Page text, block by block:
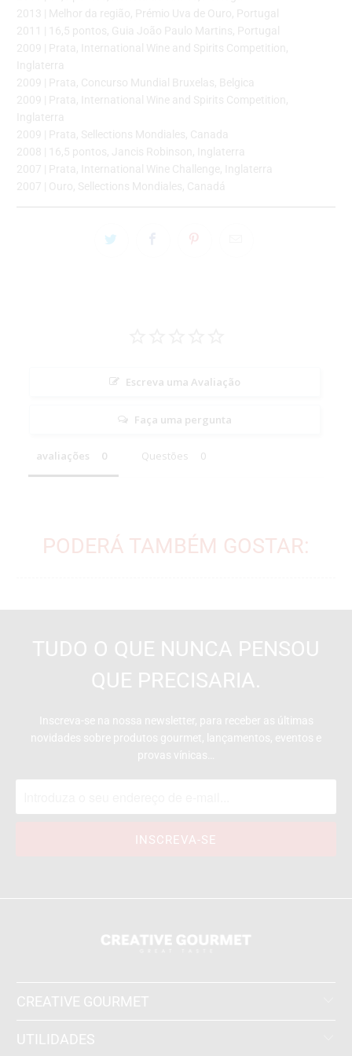
2013 | Melhor da região, Prémio Uva de Ouro, Portugal
2011 | 16,5 pontos, Guia João Paulo Martins, Portugal
2009 | Prata, International Wine and Spirits Competition,
Inglaterra
2009 | Prata, Concurso Mundial Bruxelas, Belgica
2009 | Prata, International Wine and Spirits Competition,
Inglaterra
2009 | Prata, Sellections Mondiales, Canada
2008 | 16,5 pontos, Jancis Robinson, Inglaterra
2007 | Prata, International Wine Challenge, Inglaterra
2007 | Ouro, Sellections Mondiales, Canadá
Escreva uma Avaliação
Faça uma pergunta
avaliações Questões
PODERÁ TAMBÉM GOSTAR:
TUDO O QUE NUNCA PENSOU
QUE PRECISARIA.
Inscreva-se na nossa newsletter, para receber as últimas
novidades sobre produtos gourmet, lançamentos, eventos e
provas vínicas…
CREATIVE GOURMET
UTILIDADES